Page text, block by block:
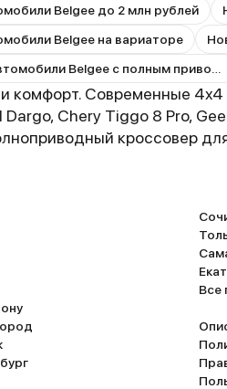
Belgee до 2 млн рублей
Belgee на вариаторе
Современные
Chery Tiggo 8 Pro,
кроссовер
Все